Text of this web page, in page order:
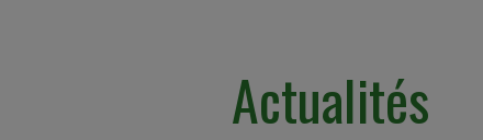
Actualités